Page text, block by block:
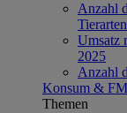
Anzahl
Umsatz
2025
Anzahl
Konsum &
Themen